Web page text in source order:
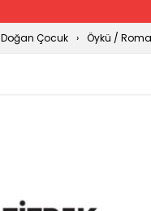
Doğan Çocuk Öykü /